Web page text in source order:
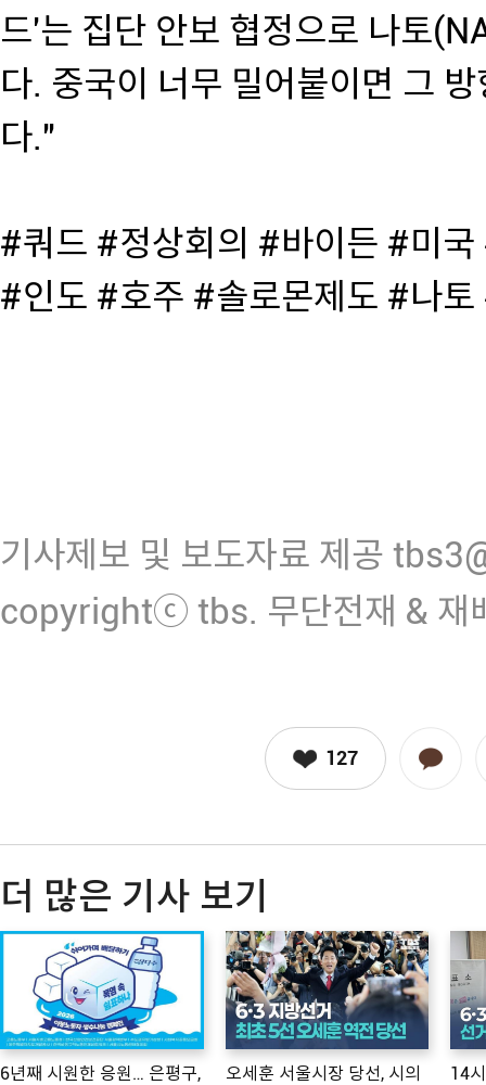
드'는 집단 안보 협정으로 나토
다. 중국이 너무 밀어붙이면 그
다."
#쿼드 #정상회의 #바이든 #미
#인도 #호주 #솔로몬제도 #나
기사제보 및 보도자료 제공
copyrightⓒ tbs. 무단전재 & 재
127
더 많은 기사 보기
6년째 시원한 응원… 은평구,
오세훈 서울시장 당선, 시의
14